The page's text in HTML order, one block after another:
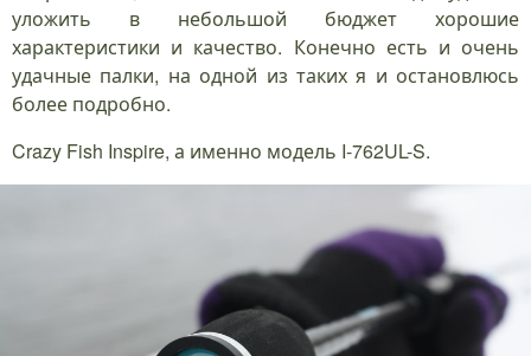
уложить в небольшой бюджет хорошие
характеристики и качество. Конечно есть и очень
удачные палки, на одной из таких я и остановлюсь
более подробно.
Crazy Fish Inspire, а именно модель I-762UL-S.